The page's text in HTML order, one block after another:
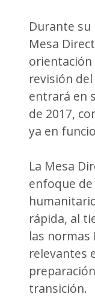
Durante
Mesa
orientación
revisión
entrará en
de 2017,
ya en
La Mesa
enfoque
rápida, al
las normas
relevantes
transición.